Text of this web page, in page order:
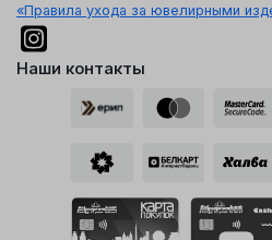
«Правила ухода за ювелирными
Наши контакты